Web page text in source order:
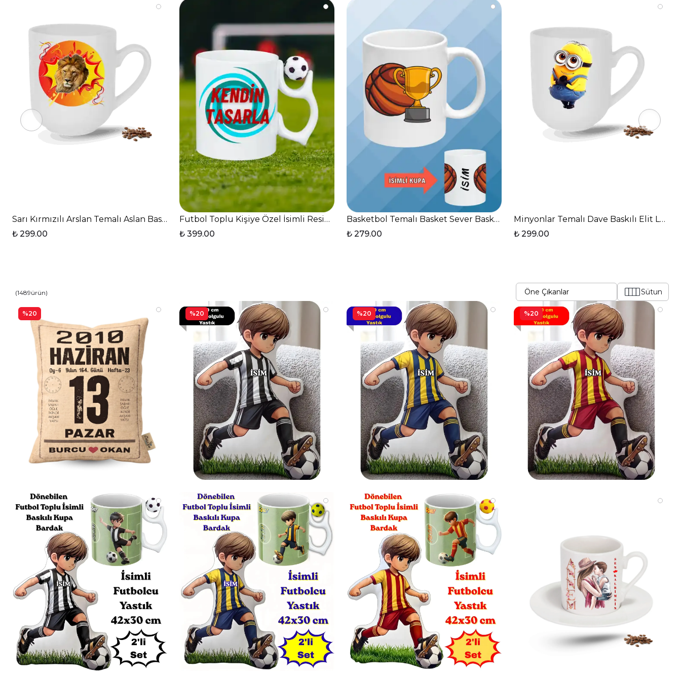
Sarı Kırmızılı Arslan Temalı Aslan Baskılı Elit Lüx Porselen Kupa Bardak
₺ 299.00
Futbol Toplu Kişiye Özel İsimli Resimli Kupa Bardak Çay Kahve Fincanı
₺ 399.00
Basketbol Temalı Basket Sever Baskılı Kupa Bardak Çay Kahve Fincanı-7
₺ 279.00
Minyonlar Temalı Dave Baskılı Elit Lüx
₺ 299.00
(1489ürün) Sütun
%20 %20 %20 %20